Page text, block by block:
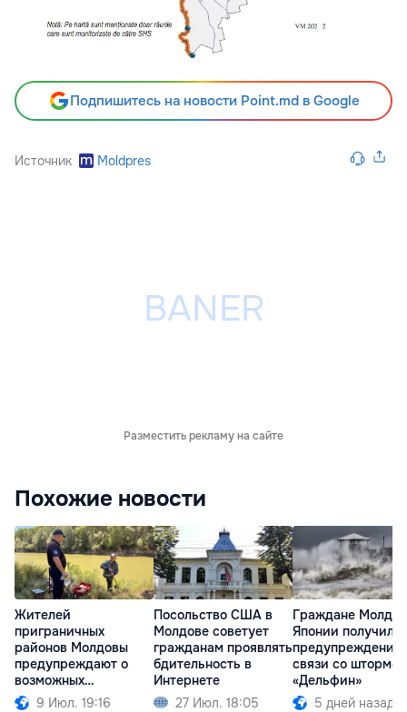
Подпишитесь на новости Point.md в Google
Источник Moldpres
Разместить рекламу на сайте
Похожие новости
Жителей
приграничных
районов Молдовы
предупреждают о
возможных
ситуациях риска
9 Июл. 19:16
Посольство США в
Молдове советует
гражданам проявлять
бдительность в
Интернете
27 Июл. 18:05
Граждане
Японии получили
предупреждение
связи со штормом
«Дельфин»
5 дней назад